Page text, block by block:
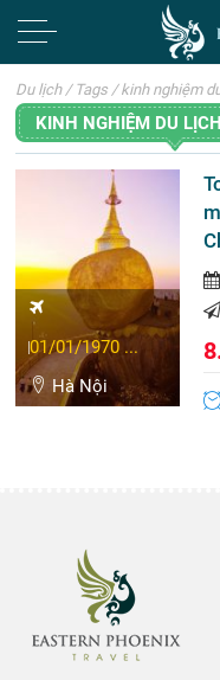
Du lịch / Tags / kinh nghiệm
KINH NGHIỆM DU
01/01/1970 ...
Hà Nội